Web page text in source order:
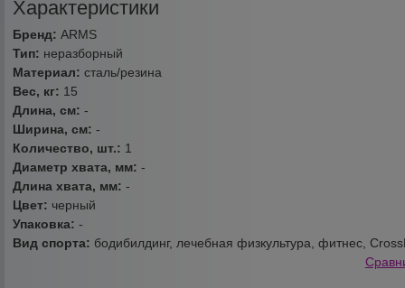
Характеристики
Бренд:ARMS
Тип: неразборный
Материал:сталь/резина
Вес, кг: 15
Длина, см:-
Ширина, см:-
Количество, шт.: 1
Диаметр хвата, мм:-
Длина хвата, мм:-
Цвет: черный
Упаковка:-
Вид спорта: бодибилдинг, лечебная физкультура, фитнес,